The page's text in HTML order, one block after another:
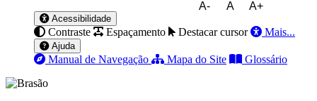
A- A A+
Acessibilidade
Contraste Espaçamento Destacar cursor Mais...
Ajuda
Manual de Navegação Mapa do Site Glossário